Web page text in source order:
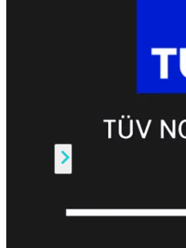
FortiWiFi
FortiWiFi
bekijken